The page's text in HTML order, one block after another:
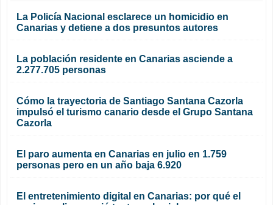
La Policía Nacional esclarece un homicidio en
Canarias y detiene a dos presuntos autores
La población residente en Canarias asciende a
2.277.705 personas
Cómo la trayectoria de Santiago Santana Cazorla
impulsó el turismo canario desde el Grupo Santana
Cazorla
El paro aumenta en Canarias en julio en 1.759
personas pero en un año baja 6.920
El entretenimiento digital en Canarias: por qué el